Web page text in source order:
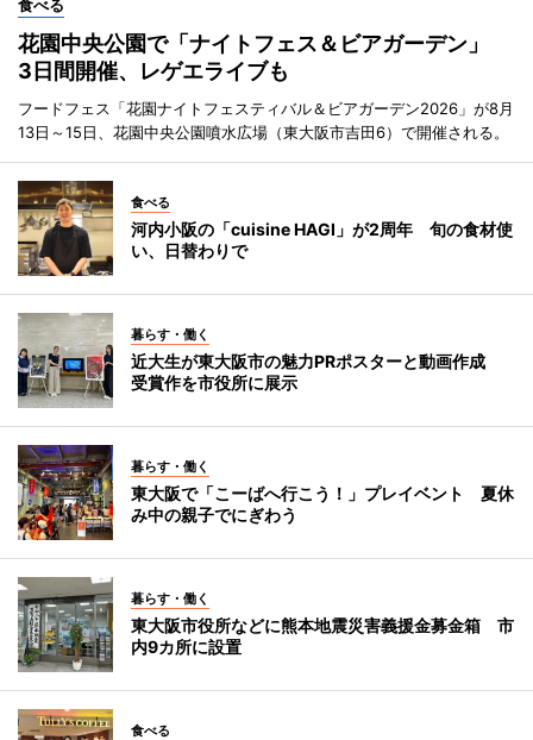
食べる
花園中央公園で「ナイトフェス＆ビアガーデン」
3日間開催、レゲエライブも
フードフェス「花園ナイトフェスティバル＆ビアガーデン2026」が8月
13日～15日、花園中央公園噴水広場（東大阪市吉田6）で開催される。
食べる
河内小阪の「cuisine HAGI」が2周年 旬の食材使
い、日替わりで
暮らす・働く
近大生が東大阪市の魅力PRポスターと動画作成
受賞作を市役所に展示
暮らす・働く
東大阪で「こーばへ行こう！」プレイベント 夏休
み中の親子でにぎわう
暮らす・働く
東大阪市役所などに熊本地震災害義援金募金箱 市
内9カ所に設置
食べる